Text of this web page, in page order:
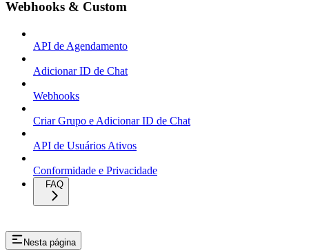
Webhooks & Custom
API de Agendamento
Adicionar ID de Chat
Webhooks
Criar Grupo e Adicionar ID de Chat
API de Usuários Ativos
Conformidade e Privacidade
FAQ
Nesta página